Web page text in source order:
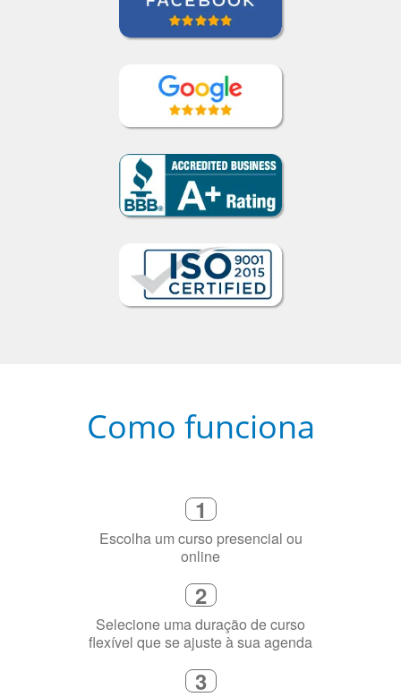
Como funciona
1
Escolha um curso presencial ou
online
2
Selecione uma duração de curso
flexível que se ajuste à sua agenda
3